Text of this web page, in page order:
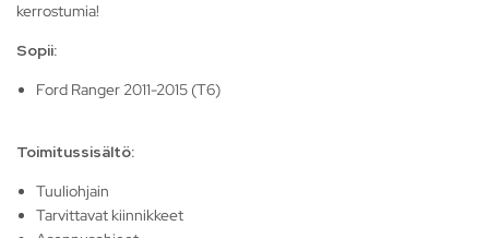
kerrostumia!
Sopii:
Ford Ranger 2011-2015 (T6)
Toimitussisältö:
Tuuliohjain
Tarvittavat kiinnikkeet